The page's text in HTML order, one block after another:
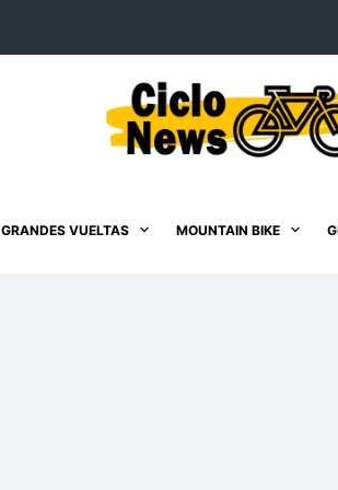
GRANDES VUELTAS MOUNTAIN BIKE